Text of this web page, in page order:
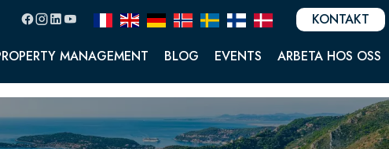
KONTAKT
MANAGEMENT BLOG EVENTS ARBETA HOS OSS